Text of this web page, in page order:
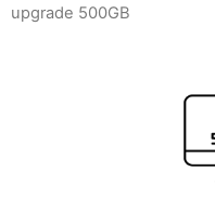
upgrade 500GB